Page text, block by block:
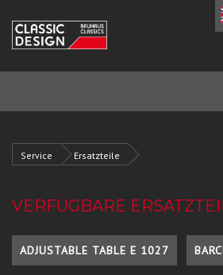
Service Ersatzteile
VERFÜGBARE
ADJUSTABLE TABLE E 1027